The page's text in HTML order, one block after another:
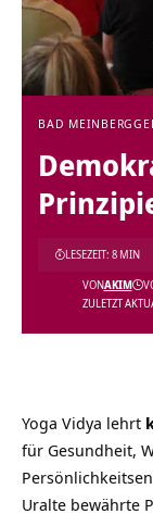
BAD MEINBERG
ZULETZT
VONAKIM
LESEZEIT: 8 MIN
Yoga Vidya lehrt
für Gesundheit,
Uralte bewährte